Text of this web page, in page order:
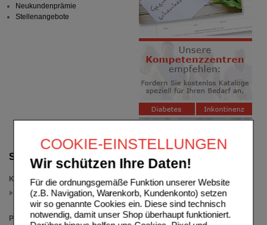
COOKIE-EINSTELLUNGEN
Wir schützen Ihre Daten!
Für die ordnungsgemäße Funktion unserer Website
(z.B. Navigation, Warenkorb, Kundenkonto) setzen
wir so genannte Cookies ein. Diese sind technisch
notwendig, damit unser Shop überhaupt funktioniert.
Suche verfeinern
Kategorien
sonstige
(auswahl entfernen)
Packungsgröße
Neukundenprämie
Stellenangebote